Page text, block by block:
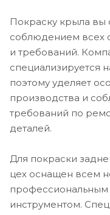
Покраску крыла вы
соблюдением всех
и требований.
специализируется
поэтому уделяет
производства и
требований по
деталей.
Для покраски
цех оснащен всем
инструментом.